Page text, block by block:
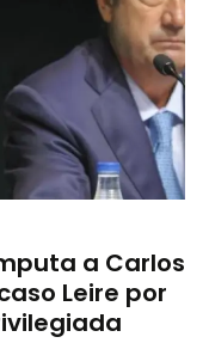
a Carlos
Leire por